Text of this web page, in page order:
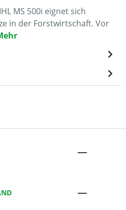
MS 500i eignet sich
in der Forstwirtschaft. Vor